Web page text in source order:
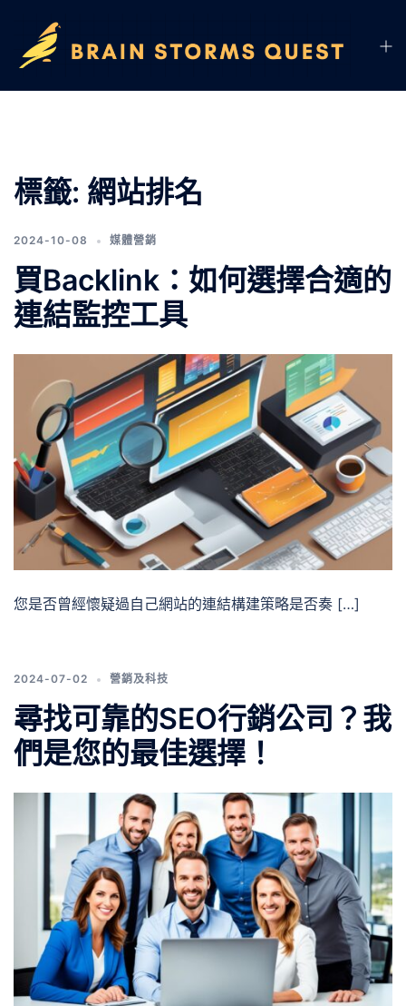
標籤: 網站排名
2024-10-08 媒體營銷
買Backlink：如何選擇合適的
連結監控工具
您是否曾經懷疑過自己網站的連結構建策略是否奏 […]
2024-07-02 營銷及科技
尋找可靠的SEO行銷公司？我
們是您的最佳選擇！